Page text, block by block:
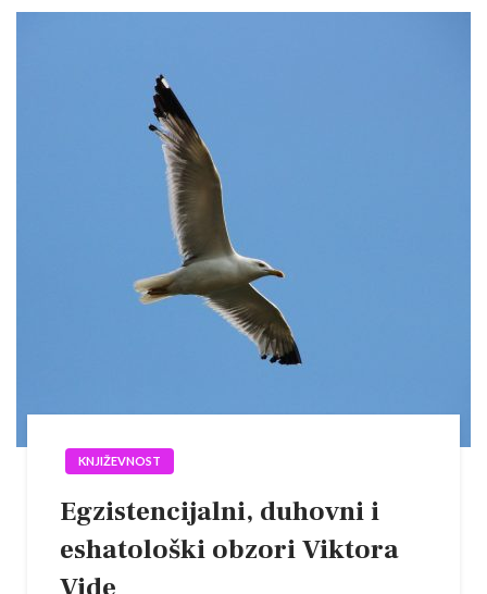
KNJIŽEVNOST
Egzistencijalni, duhovni i
eshatološki obzori Viktora